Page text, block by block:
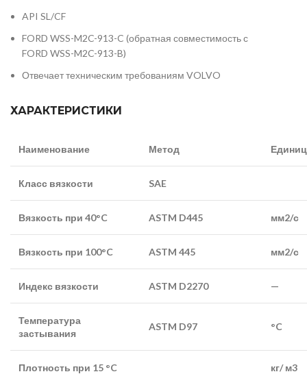
API SL/CF
FORD WSS-M2C-913-C (обратная совместимость с
FORD WSS-M2C-913-B)
Отвечает техническим требованиям VOLVO
ХАРАКТЕРИСТИКИ
Наименование Метод
Класс вязкости SAE
Вязкость при 40°C ASTM D445 мм2/с
Вязкость при 100°C ASTM 445 мм2/с
Индекс вязкости ASTM D2270 —
Температура
застывания
ASTM D97 °C
Плотность при 15 °C кг/ м3